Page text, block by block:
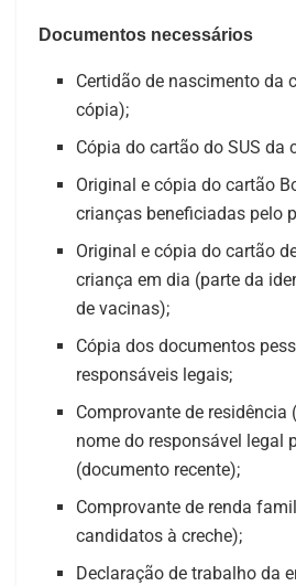
Documentos necessários
Certidão de nascimento da
cópia);
Cópia do cartão do SUS da
Original e cópia do cartão
crianças beneficiadas pelo
Original e cópia do cartão
criança em dia (parte da
de vacinas);
Cópia dos documentos
responsáveis legais;
Comprovante de
nome do responsável legal
(documento recente);
Comprovante de renda
candidatos à creche);
Declaração de trabalho da